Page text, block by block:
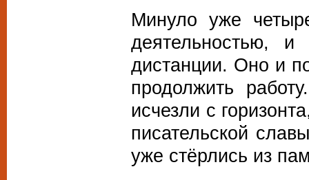
Минуло уже
деятельностью,
дистанции. Оно и
продолжить
исчезли с
писательской
уже стёрлись из